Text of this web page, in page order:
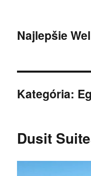
Najlepšie
Kategória:
Dusit